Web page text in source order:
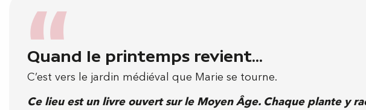
Quand le printemps revient...
C’est vers le jardin médiéval que Marie se tourne.
Ce lieu est un livre ouvert sur le Moyen Âge. Chaque plante y